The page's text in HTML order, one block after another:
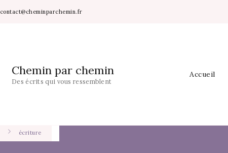
contact@cheminparchemin.fr
Chemin par chemin
Des écrits qui vous ressemblent
Accueil
écriture